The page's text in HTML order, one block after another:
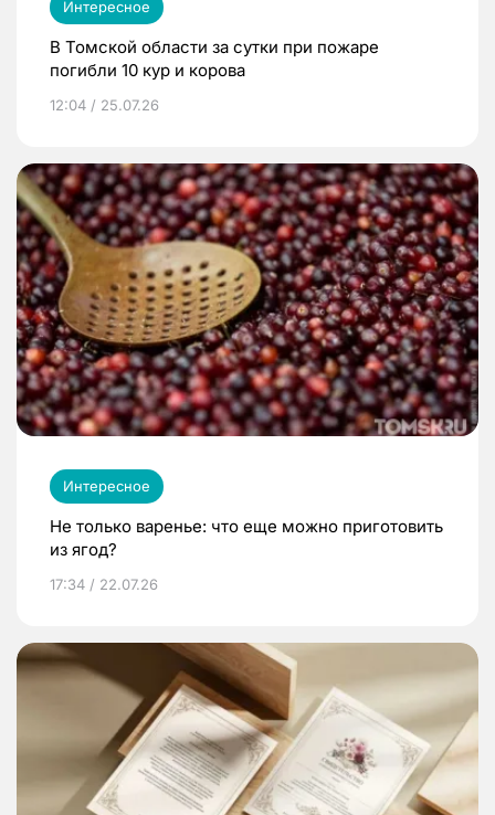
Интересное
В Томской области за сутки при пожаре
погибли 10 кур и корова
12:04 / 25.07.26
Интересное
Не только варенье: что еще можно приготовить
из ягод?
17:34 / 22.07.26